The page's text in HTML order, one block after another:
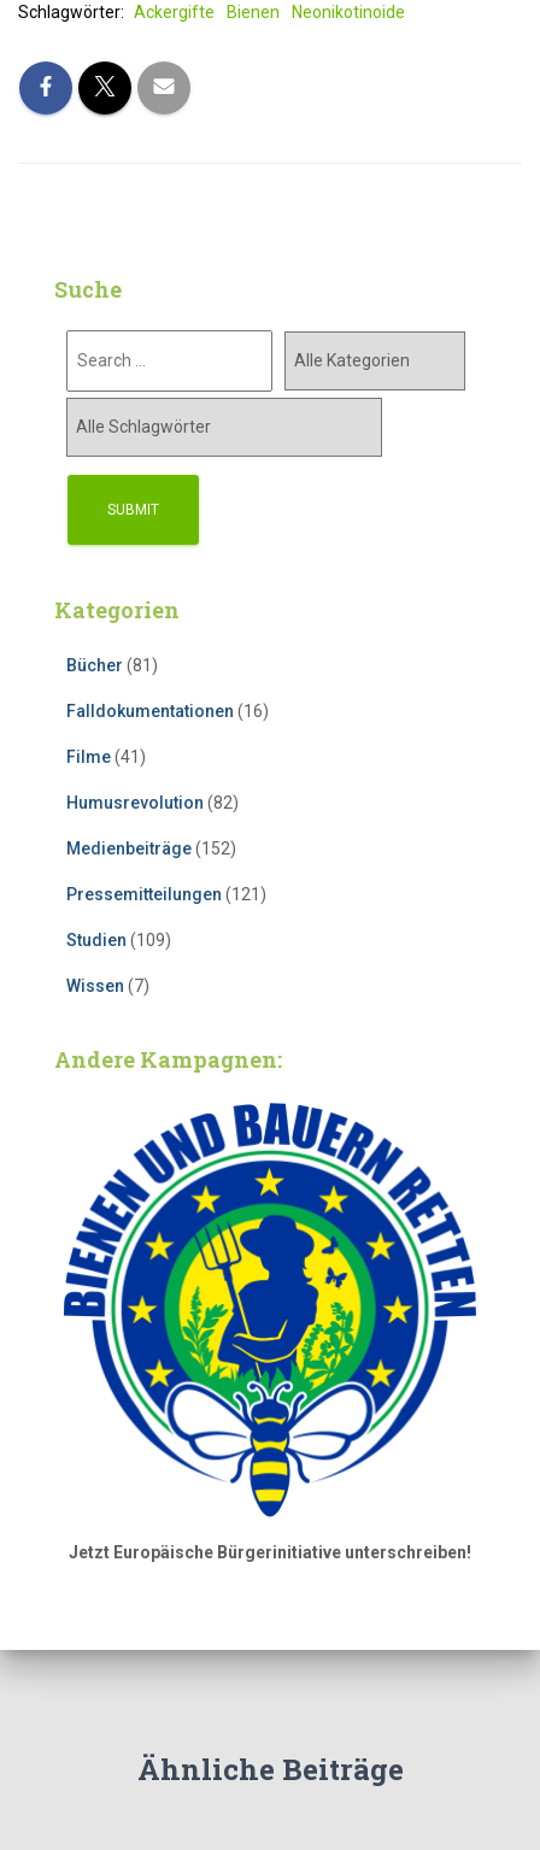
Schlagwörter: Ackergifte Bienen Neonikotinoide
Suche
Kategorien
Bücher (81)
Falldokumentationen (16)
Filme(41)
Humusrevolution (82)
Medienbeiträge(152)
Pressemitteilungen (121)
Studien (109)
Wissen (7)
Andere Kampagnen:
Jetzt Europäische Bürgerinitiative unterschreiben!
Ähnliche Beiträge